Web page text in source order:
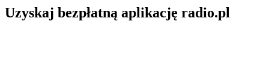
Uzyskaj bezpłatną aplikację radio.pl